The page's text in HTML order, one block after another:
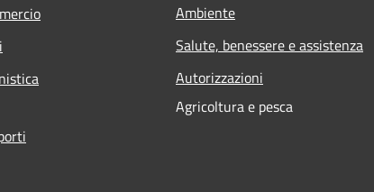
Ambiente
Salute, benessere e assistenza
Autorizzazioni
Agricoltura e pesca